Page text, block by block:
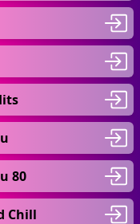
80
Chill